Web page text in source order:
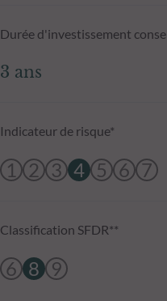
Durée d'investissement
3 ans
Indicateur de risque*
1 2 3 4 5 6 7
Classification SFDR**
6 8 9